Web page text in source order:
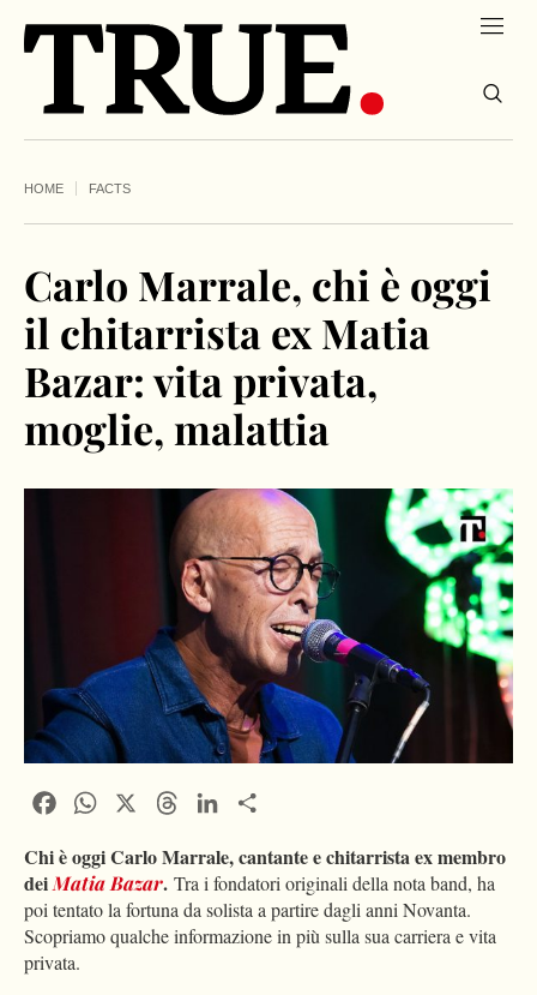
HOME FACTS
Carlo Marrale, chi è oggi
il chitarrista ex Matia
Bazar: vita privata,
moglie, malattia
FacebookWhatsApp ThreadsLinkedIn
Chi è oggi Carlo Marrale, cantante e chitarrista ex membro
deiMatia Bazar. Tra i fondatori originali della nota band, ha
poi tentato la fortuna da solista a partire dagli anni Novanta.
Scopriamo qualche informazione in più sulla sua carriera e vita
privata.